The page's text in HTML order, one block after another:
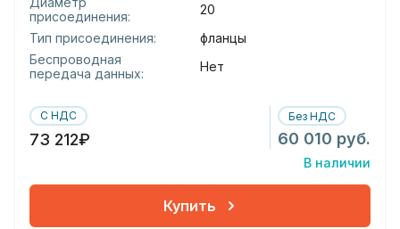
присоединения:
20
Тип присоединения:
фланцы
Беспроводная
передача данных:
Нет
С НДС
73 212₽
Без НДС
60 010 руб.
В наличии
Купить